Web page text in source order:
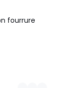
fourrure